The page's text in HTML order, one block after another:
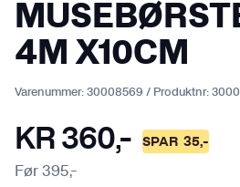
4M X10CM
Varenummer: 30008569 / Produktnr:
KR 360,- SPAR 35,-
Før395,-